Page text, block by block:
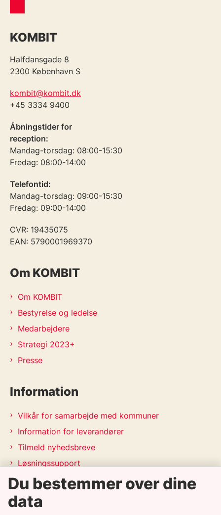
KOMBIT
Halfdansgade 8
2300 København S
kombit@kombit.dk
+45 3334 9400
Åbningstider for
reception:
Mandag-torsdag: 08:00-15:30
Fredag: 08:00-14:00
Telefontid:
Mandag-torsdag: 09:00-15:30
Fredag: 09:00-14:00
CVR: 19435075
EAN: 5790001969370
Om KOMBIT
Om KOMBIT
Bestyrelse og ledelse
Medarbejdere
Strategi 2023+
Presse
Information
Vilkår for samarbejde med kommuner
Information for leverandører
Tilmeld nyhedsbreve
Løsningssupport
Releasekalender
APV-handleplan 2026
Du bestemmer over dine
data